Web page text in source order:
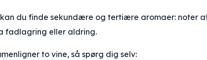
du finde sekundære og tertiære aromaer: noter
fadlagring eller aldring.
to vine, så spørg dig selv: